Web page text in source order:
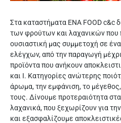
Στα καταστήματα ΕΝΑ FOOD c&c
των φρούτων και λαχανικών που
ουσιαστική μας συμμετοχή σε
ελέγχων, από την παραγωγή
προϊόντα που ανήκουν
και I. Kατηγορίες ανώτερης
άρωμα, την εμφάνιση, το
τους. Δίνουμε προτεραιότητα
λαχανικά, που ξεχωρίζουν για
και εξασφαλίζουμε